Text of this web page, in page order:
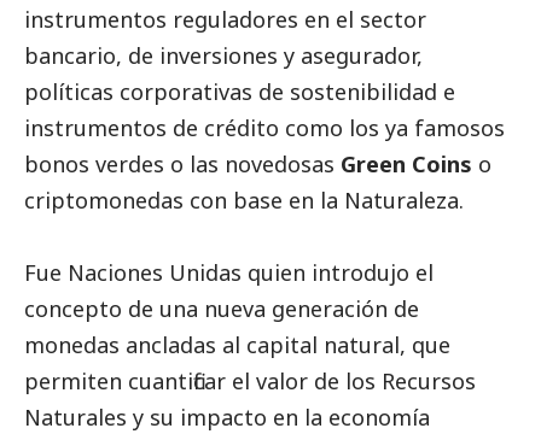
instrumentos reguladores en el sector
bancario, de inversiones y asegurador,
políticas corporativas de sostenibilidad e
instrumentos de crédito como los ya famosos
bonos verdes o las novedosas Green Coins o
criptomonedas con base en la Naturaleza.
Fue Naciones Unidas quien introdujo el
concepto de una nueva generación de
monedas ancladas al capital natural, que
permiten cuantificar el valor de los Recursos
Naturales y su impacto en la economía